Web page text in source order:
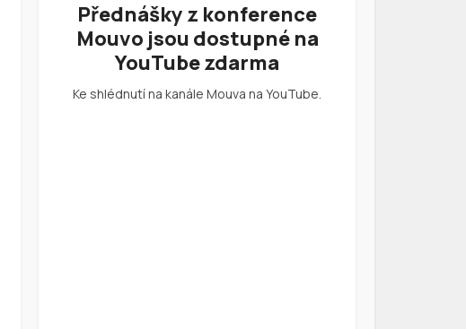
Přednášky z konference
Mouvo jsou dostupné na
YouTube zdarma
Ke shlédnutí na kanále Mouva na YouTube.